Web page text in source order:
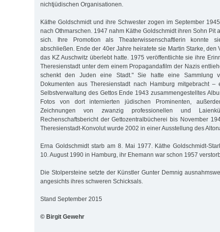
nichtjüdischen Organisationen.
Käthe Goldschmidt und ihre Schwester zogen im September
nach Othmarschen. 1947 nahm Käthe Goldschmidt ihren Sohn Pit
sich. Ihre Promotion als Theaterwissenschaftlerin konnte
abschließen. Ende der 40er Jahre heiratete sie Martin Starke, den
das KZ Auschwitz überlebt hatte. 1975 veröffentlichte sie ihre
Theresienstadt unter dem einem Propagandafilm der Nazis
schenkt den Juden eine Stadt." Sie hatte eine Sammlung
Dokumenten aus Theresienstadt nach Hamburg mitgebracht
Selbstverwaltung des Gettos Ende 1943 zusammengestelltes
Fotos von dort internierten jüdischen Prominenten,
Zeichnungen von zwanzig professionellen und
Rechenschaftsbericht der Gettozentralbücherei bis November
Theresienstadt-Konvolut wurde 2002 in einer Ausstellung des
Erna Goldschmidt starb am 8. Mai 1977. Käthe Goldschmidt-
10. August 1990 in Hamburg, ihr Ehemann war schon 1957
Die Stolpersteine setzte der Künstler Gunter Demnig
angesichts ihres schweren Schicksals.
Stand September 2015
© Birgit Gewehr